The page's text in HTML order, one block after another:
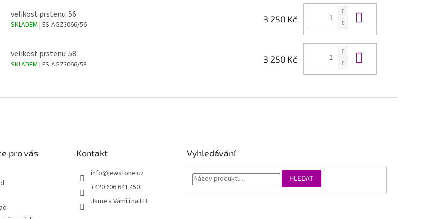
velikost prstenu: 56
SKLADEM | ES-AGZ3066/56
3 250 Kč
velikost prstenu: 58
SKLADEM | ES-AGZ3066/58
3 250 Kč
pro vás Kontakt
info@jewstone.cz
+420 606 641 450
Jsme s Vámi i na FB
Vyhledávání
HLEDAT